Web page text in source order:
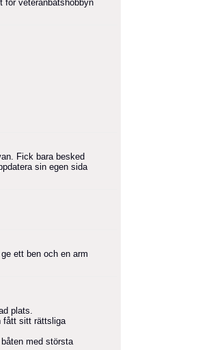
för veteranbåtshobbyn
Fick bara besked
sin egen sida
ett ben och en arm
plats.
fått sitt rättsliga
med största